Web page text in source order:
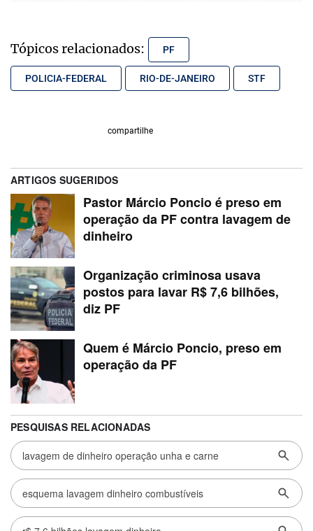
Tópicos relacionados: PF
POLICIA-FEDERAL RIO-DE-JANEIRO STF
compartilhe